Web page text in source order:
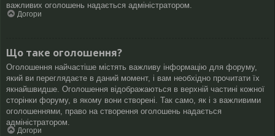
важливих оголошень надається адміністратором.
Догори
Що таке оголошення?
Оголошення найчастіше містять важливу інформацію для форуму,
який ви переглядаєте в даний момент, і вам необхідно прочитати їх
якнайшвидше. Оголошення відображаються в верхній частині кожної
сторінки форуму, в якому вони створені. Так само, як і з важливими
оголошеннями, право на створення оголошень надається
адміністратором.
Догори